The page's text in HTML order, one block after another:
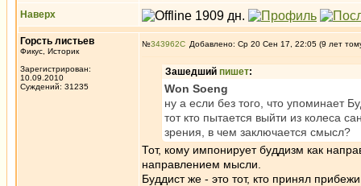
Наверх
Горсть листьев
Фикус, Историк
Зарегистрирован:
10.09.2010
Суждений: 31235
№343962 Добавлено: Ср 20 Сен 17, 22:05 (9 лет
Зашедший пишет:
Won Soeng
ну а если без того, что упоминает
тот кто пытается выйти из колеса
зрения, в чем заключается смысл?
Тот, кому импонирует буддизм как
направлением мысли.
Буддист же - это тот, кто принял